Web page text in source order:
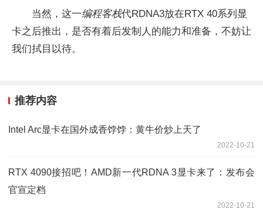
当然，这一编程客栈代RDNA3放在RTX 40系列显
卡之后推出，是否有着后发制人的能力和准备，不妨让
我们拭目以待。
推荐内容
Intel Arc显卡在国外成香饽饽：黄牛价炒上天了
2022-10-21
RTX 4090接招吧！AMD新一代RDNA 3显卡来了：发布会
官宣定档
2022-10-21